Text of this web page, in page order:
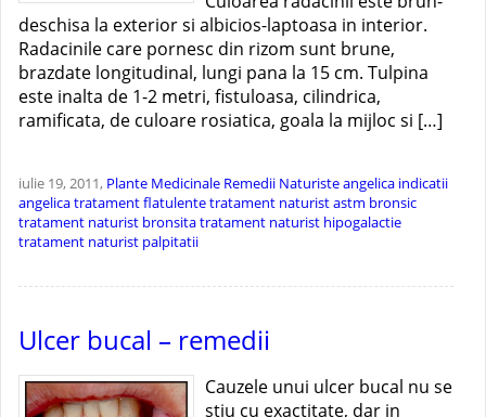
deschisa la exterior si albicios-laptoasa in interior.
Radacinile care pornesc din rizom sunt brune,
brazdate longitudinal, lungi pana la 15 cm. Tulpina
este inalta de 1-2 metri, fistuloasa, cilindrica,
ramificata, de culoare rosiatica, goala la mijloc si […]
iulie 19, 2011, Plante Medicinale Remedii Naturisteangelica indicatii
angelicatratament flatulentetratament naturist astm bronsic
tratament naturist bronsitatratament naturist hipogalactie
tratament naturist palpitatii
Ulcer bucal – remedii
Cauzele unui ulcer bucal nu se
stiu cu exactitate, dar in